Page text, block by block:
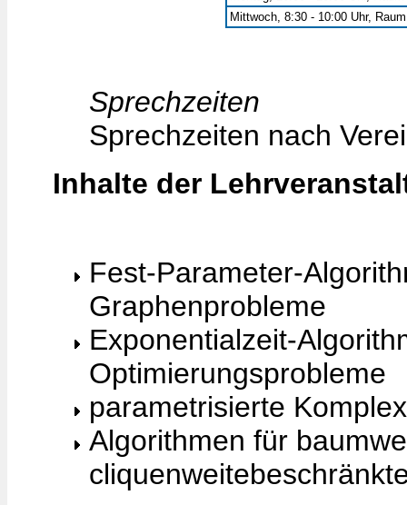
Mittwoch, 8:30 - 10:00 Uhr,
Sprechzeiten
Sprechzeiten nach
Inhalte der
Fest-Parameter-
Graphenprobleme
Exponentialzeit-
Optimierungsprobleme
parametrisierte
Algorithmen für